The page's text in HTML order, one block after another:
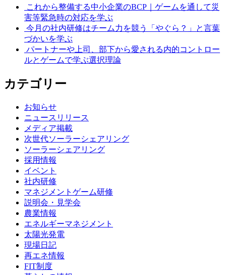
これから整備する中小企業のBCP｜ゲームを通して災
害等緊急時の対応を学ぶ
今月の社内研修はチーム力を競う「やぐら？」と言葉
づかいを学ぶ
パートナーや上司、部下から愛される内的コントロー
ルとゲームで学ぶ選択理論
カテゴリー
お知らせ
ニュースリリース
メディア掲載
次世代ソーラーシェアリング
ソーラーシェアリング
採用情報
イベント
社内研修
マネジメントゲーム研修
説明会・見学会
農業情報
エネルギーマネジメント
太陽光発電
現場日記
再エネ情報
FIT制度